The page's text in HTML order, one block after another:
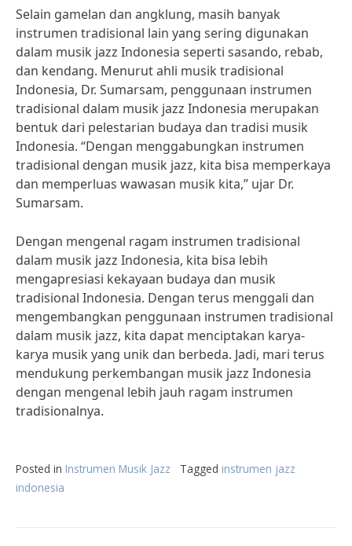
Selain gamelan dan angklung, masih banyak
instrumen tradisional lain yang sering digunakan
dalam musik jazz Indonesia seperti sasando, rebab,
dan kendang. Menurut ahli musik tradisional
Indonesia, Dr. Sumarsam, penggunaan instrumen
tradisional dalam musik jazz Indonesia merupakan
bentuk dari pelestarian budaya dan tradisi musik
Indonesia. “Dengan menggabungkan instrumen
tradisional dengan musik jazz, kita bisa memperkaya
dan memperluas wawasan musik kita,” ujar Dr.
Sumarsam.
Dengan mengenal ragam instrumen tradisional
dalam musik jazz Indonesia, kita bisa lebih
mengapresiasi kekayaan budaya dan musik
tradisional Indonesia. Dengan terus menggali dan
mengembangkan penggunaan instrumen tradisional
dalam musik jazz, kita dapat menciptakan karya-
karya musik yang unik dan berbeda. Jadi, mari terus
mendukung perkembangan musik jazz Indonesia
dengan mengenal lebih jauh ragam instrumen
tradisionalnya.
Posted in Instrumen Musik Jazz Tagged instrumen jazz
indonesia